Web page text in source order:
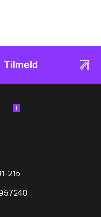
tilhørende
til fejlsøgning på
i den forbindelse
Tilmeld
215